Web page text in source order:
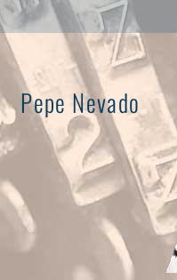
Saltar
al
contenido
Pepe Nevado